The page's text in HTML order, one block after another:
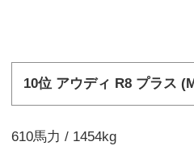
10位 アウディ R8 プラス
610馬力 / 1454kg